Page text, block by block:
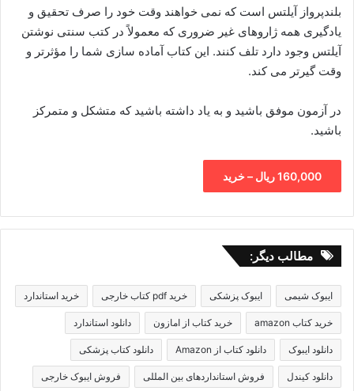
بلندپرواز آیلتس است که نمی خواهند وقت خود را صرف تحقیق و
یادگیری همه ژاروهای غیر ضروری که معمولاً در کتب سنتی نوشتن
آیلتس وجود دارد تلف کنند. این کتاب آماده سازی شما را مؤثرتر و
وقت گیرتر می کند.
در آزمون موفق باشید و به یاد داشته باشید که متشکل و متمرکز
باشید.
160,000 ریال – خرید
مطالب دیگر:
ایبوک شیمی ایبوک پزشکی خرید pdf کتاب خارجی خرید استاندارد
خرید کتاب amazon خرید کتاب از امازون دانلود استاندارد
دانلود ایبوک دانلود کتاب از Amazon دانلود کتاب پزشکی
دانلود کیندل فروش استانداردهای بین المللی فروش ایبوک خارجی